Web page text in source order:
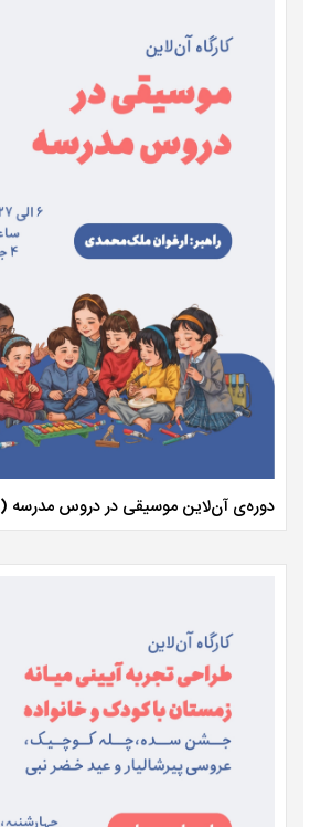
دوره‌ی آن‌لاین موسیقی در دروس مدرسه (۶ ساعت)